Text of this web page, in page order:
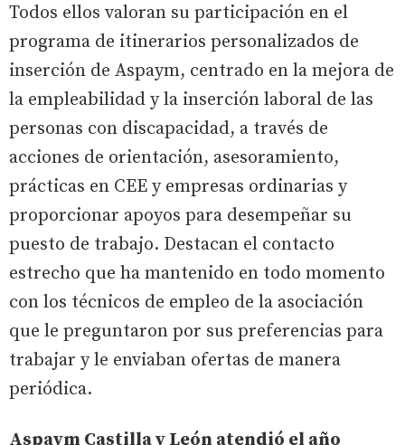
Todos ellos valoran su participación en el
programa de itinerarios personalizados de
inserción de Aspaym, centrado en la mejora de
la empleabilidad y la inserción laboral de las
personas con discapacidad, a través de
acciones de orientación, asesoramiento,
prácticas en CEE y empresas ordinarias y
proporcionar apoyos para desempeñar su
puesto de trabajo. Destacan el contacto
estrecho que ha mantenido en todo momento
con los técnicos de empleo de la asociación
que le preguntaron por sus preferencias para
trabajar y le enviaban ofertas de manera
periódica.
Aspaym Castilla y León atendió el año